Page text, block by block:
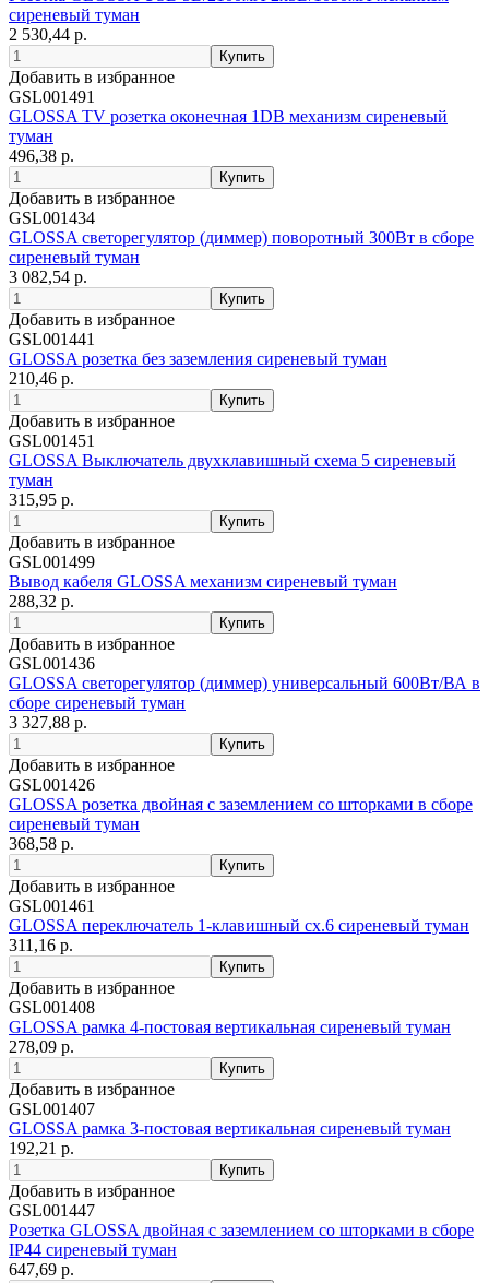
сиреневый туман
2 530,44 р.
Добавить в избранное
GSL001491
GLOSSA TV розетка оконечная 1DB механизм сиреневый
туман
496,38 р.
Добавить в избранное
GSL001434
GLOSSA светорегулятор (диммер) поворотный 300Вт в сборе
сиреневый туман
3 082,54 р.
Добавить в избранное
GSL001441
GLOSSA розетка без заземления сиреневый туман
210,46 р.
Добавить в избранное
GSL001451
GLOSSA Выключатель двухклавишный схема 5 сиреневый
туман
315,95 р.
Добавить в избранное
GSL001499
Вывод кабеля GLOSSA механизм сиреневый туман
288,32 р.
Добавить в избранное
GSL001436
GLOSSA светорегулятор (диммер) универсальный 600Вт/ВА в
сборе сиреневый туман
3 327,88 р.
Добавить в избранное
GSL001426
GLOSSA розетка двойная с заземлением со шторками в сборе
сиреневый туман
368,58 р.
Добавить в избранное
GSL001461
GLOSSA переключатель 1-клавишный сх.6 сиреневый туман
311,16 р.
Добавить в избранное
GSL001408
GLOSSA рамка 4-постовая вертикальная сиреневый туман
278,09 р.
Добавить в избранное
GSL001407
GLOSSA рамка 3-постовая вертикальная сиреневый туман
192,21 р.
Добавить в избранное
GSL001447
Розетка GLOSSA двойная с заземлением со шторками в сборе
IP44 сиреневый туман
647,69 р.